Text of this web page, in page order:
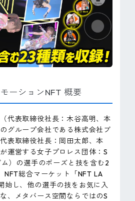
ーションNFT 概要
代表取締役社長：木谷高明、本
グループ会社である株式会社ブ
表取締役社長：岡田太郎、本
運営する女子プロレス団体：S
）の選手のポーズと技を含む2
NFT総合マーケット「NFT LA
始し、他の選手の技をお気に入
、メタバース空間ならではのS